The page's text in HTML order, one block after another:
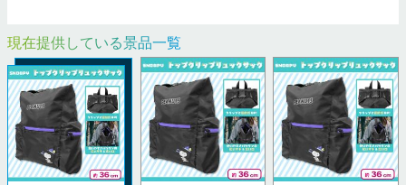
現在提供している景品一覧